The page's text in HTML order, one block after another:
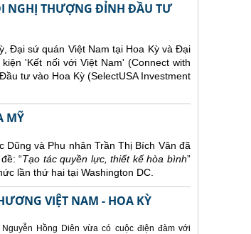
NGHỊ THƯỢNG ĐỈNH ĐẦU TƯ
Đại sứ quán Việt Nam tại Hoa Kỳ và Đại
'Kết nối với Việt Nam' (Connect with
tư vào Hoa Kỳ (SelectUSA Investment
MỸ
Dũng và Phu nhân Trần Thị Bích Vân đã
“Tạo tác quyền lực, thiết kế hòa bình”
lần thứ hai tại Washington DC.
VIỆT NAM - HOA KỲ
Hồng Diên vừa có cuộc điện đàm với